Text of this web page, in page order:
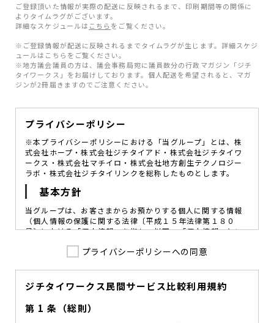
ご登録頂いた情報が実際の配送に反映されるまで、印刷期間等の関係に
よりタイムラグがございます。
詳細なスケジュールは こちら をご覧ください。
※ご登録情報が配送に反映されるまでタイムラグが生じます。詳細スケジ
ュールはこちらをご覧ください。
※地方議会議員の方は、議会事務局宛に議員数分の行政マガジン「ジチ
タイワークス」をお届けしております。個人配送を希望されると、マガ
ジンが2冊届きますのでご注意ください。
プライバシーポリシー
※本プライバシーポリシーにおける「当グループ」とは、株
式会社ホープ・株式会社ジチタイアド・株式会社ジチタイワ
ークス・株式会社マチイロ・株式会社地方創生テクノロジー
ラボ・株式会社ジチタイリンクを総称したものとします。
基本方針
当グループは、お客さまからお預かりする個人に関する情報
（個人情報の保護に関する法律〔平成１５年法律第１８０
号〕における「個人情報」を指し、以下、「個人情報」とい
図ることが、重要な社会的責務であると考えております。
を定め、役員及び従業員に個人情報保護の重要性の認識と取
組みを徹底させることによって、個人情報の適切な取り扱い
に努めてまいります。
プライバシーポリシーへの同意
ジチタイワークス民間サービス比較利用規約
第 1 条（総則）